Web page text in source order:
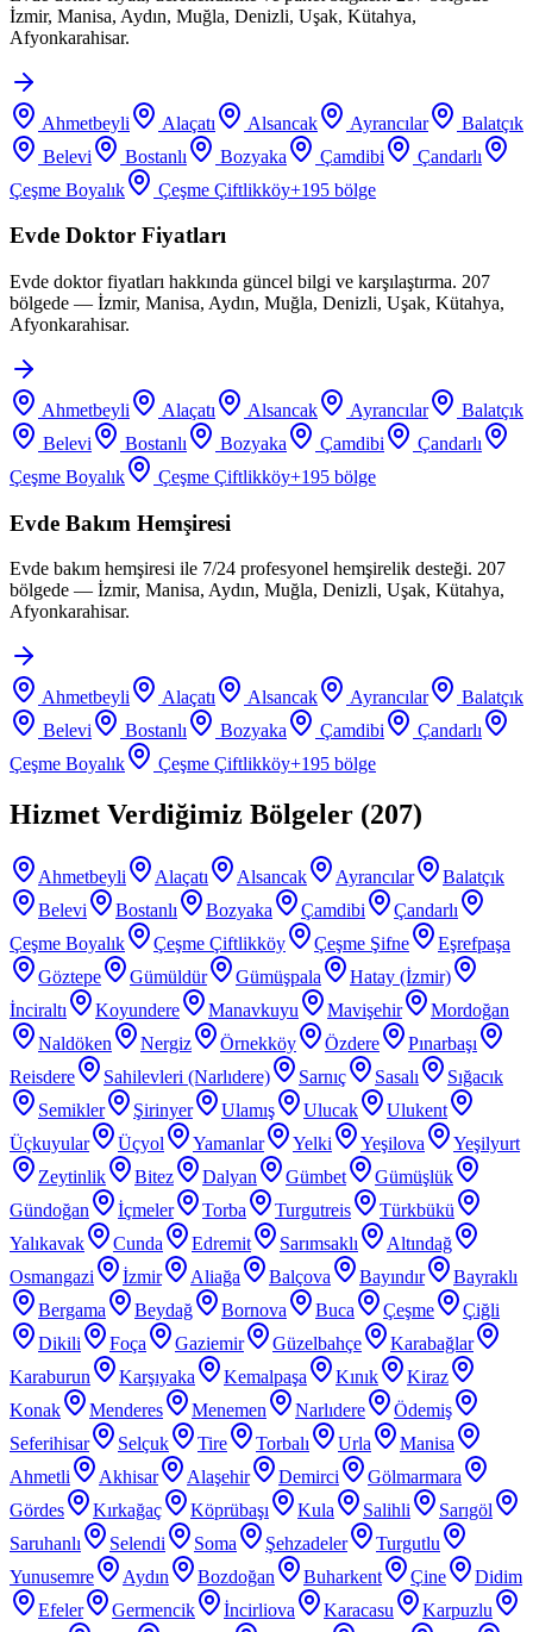
İzmir, Manisa, Aydın, Muğla, Denizli, Uşak, Kütahya,
Afyonkarahisar.
Ahmetbeyli Alaçatı Alsancak Ayrancılar
Balatçık
Belevi
Bostanlı Bozyaka Çamdibi
Çandarlı
Çeşme Boyalık
Çeşme Çiftlikköy+195 bölge
Evde Doktor Fiyatları
Evde doktor fiyatları hakkında güncel bilgi ve karşılaştırma. 207
bölgede — İzmir, Manisa, Aydın, Muğla, Denizli, Uşak, Kütahya,
Afyonkarahisar.
Ahmetbeyli Alaçatı Alsancak Ayrancılar
Balatçık
Belevi
Bostanlı Bozyaka Çamdibi
Çandarlı
Çeşme Boyalık
Çeşme Çiftlikköy+195 bölge
Evde Bakım Hemşiresi
Evde bakım hemşiresi ile 7/24 profesyonel hemşirelik desteği. 207
bölgede — İzmir, Manisa, Aydın, Muğla, Denizli, Uşak, Kütahya,
Afyonkarahisar.
Ahmetbeyli Alaçatı Alsancak Ayrancılar
Balatçık
Belevi
Bostanlı Bozyaka Çamdibi
Çandarlı
Çeşme Boyalık
Çeşme Çiftlikköy+195 bölge
Hizmet Verdiğimiz Bölgeler (207)
Ahmetbeyli Alaçatı Alsancak Ayrancılar
Balatçık
Belevi
Bostanlı Bozyaka Çamdibi
Çandarlı
Çeşme Boyalık
Çeşme Çiftlikköy Çeşme Şifne
Eşrefpaşa
Göztepe
Gümüldür Gümüşpala
Hatay (İzmir)
İnciraltı
Koyundere Manavkuyu Mavişehir
Mordoğan
Naldöken
Nergiz Örnekköy Özdere
Pınarbaşı
Reisdere
Sahilevleri (Narlıdere) Sarnıç Sasalı
Sığacık
Semikler
Şirinyer Ulamış Ulucak
Ulukent
Üçkuyular
Üçyol Yamanlar Yelki Yeşilova
Yeşilyurt
Zeytinlik
Bitez Dalyan Gümbet
Gümüşlük
Gündoğan
İçmeler Torba Turgutreis
Türkbükü
Yalıkavak
Cunda Edremit Sarımsaklı
Altındağ
Osmangazi
İzmir Aliağa Balçova Bayındır
Bayraklı
Bergama
Beydağ Bornova Buca Çeşme
Çiğli
Dikili
Foça Gaziemir Güzelbahçe
Karabağlar
Karaburun
Karşıyaka Kemalpaşa Kınık
Kiraz
Konak
Menderes Menemen Narlıdere
Ödemiş
Seferihisar
Selçuk Tire Torbalı Urla
Manisa
Ahmetli
Akhisar Alaşehir Demirci
Gölmarmara
Gördes
Kırkağaç Köprübaşı Kula Salihli
Sarıgöl
Saruhanlı
Selendi Soma Şehzadeler
Turgutlu
Yunusemre
Aydın Bozdoğan Buharkent Çine
Didim
Efeler
Germencik İncirliova Karacasu
Karpuzlu